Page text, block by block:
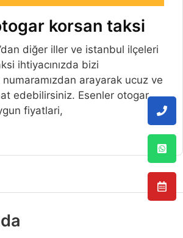
korsan taksi
diğer iller ve istanbul ilçeleri
ihtiyacınızda bizi
arayarak ucuz ve
edebilirsiniz. Esenler otogar
fiyatlari,